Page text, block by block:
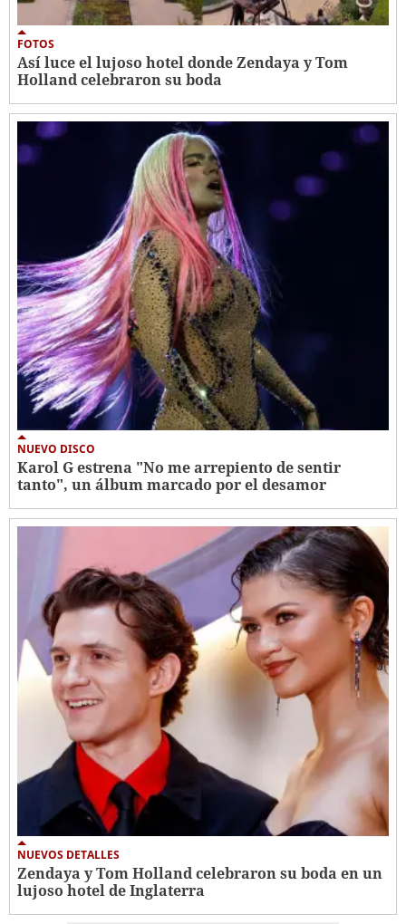
FOTOS
Así luce el lujoso hotel donde Zendaya y Tom
Holland celebraron su boda
NUEVO DISCO
Karol G estrena "No me arrepiento de sentir
tanto", un álbum marcado por el desamor
NUEVOS DETALLES
Zendaya y Tom Holland celebraron su boda en un
lujoso hotel de Inglaterra